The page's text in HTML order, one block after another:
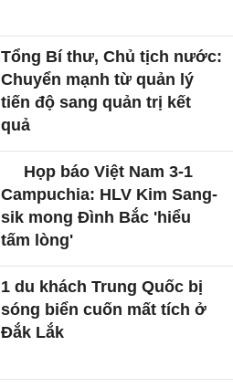
Tổng Bí thư, Chủ tịch nước:
Chuyển mạnh từ quản lý
tiến độ sang quản trị kết
quả
Họp báo Việt Nam 3-1
Campuchia: HLV Kim Sang-
sik mong Đình Bắc 'hiểu
tấm lòng'
1 du khách Trung Quốc bị
sóng biển cuốn mất tích ở
Đắk Lắk